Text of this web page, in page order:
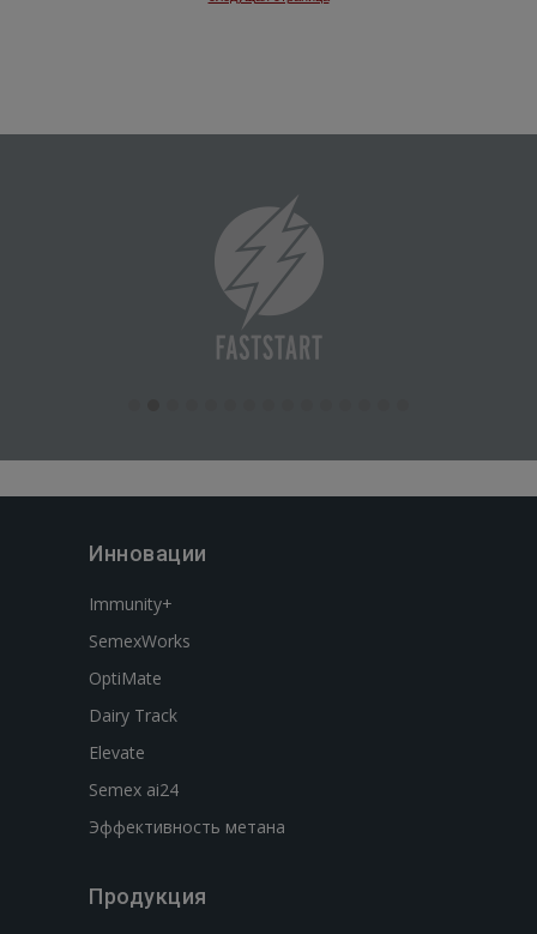
Инновации
Immunity+
SemexWorks
OptiMate
Dairy Track
Elevate
Semex ai24
Эффективность метана
Продукция